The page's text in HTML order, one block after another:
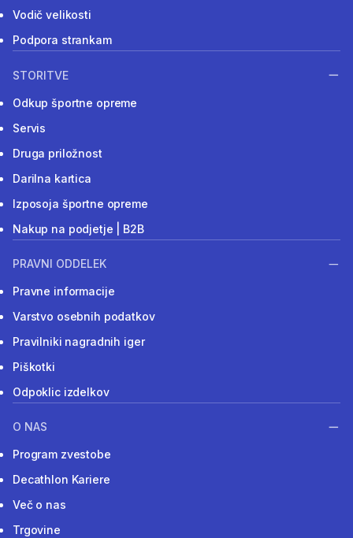
Vodič velikosti
Podpora strankam
STORITVE
Odkup športne opreme
Servis
Druga priložnost
Darilna kartica
Izposoja športne opreme
Nakup na podjetje | B2B
PRAVNI ODDELEK
Pravne informacije
Varstvo osebnih podatkov
Pravilniki nagradnih iger
Piškotki
Odpoklic izdelkov
O NAS
Program zvestobe
Decathlon Kariere
Več o nas
Trgovine